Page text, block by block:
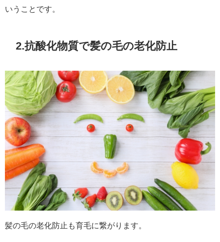
いうことです。
2.抗酸化物質で髪の毛の老化防止
髪の毛の老化防止も育毛に繋がります。